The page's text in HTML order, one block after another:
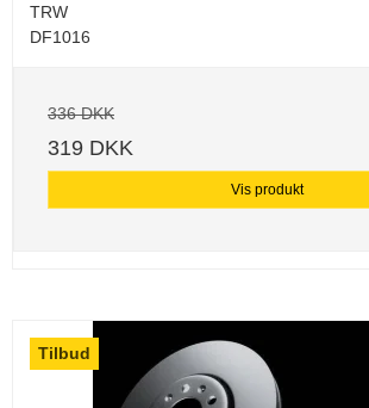
TRW
DF1016
336 DKK
319 DKK
Vis produkt
Tilbud